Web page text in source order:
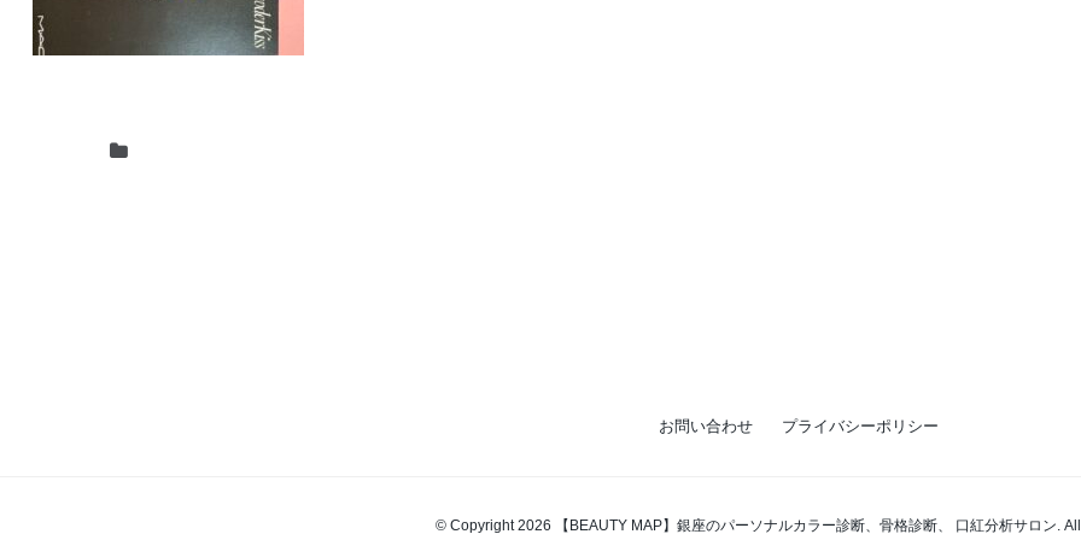
お問い合わせ プライバシーポリシー
© Copyright 2026 【BEAUTY MAP】銀座のパーソナルカラー診断、骨格診断、 口紅分析サロン.